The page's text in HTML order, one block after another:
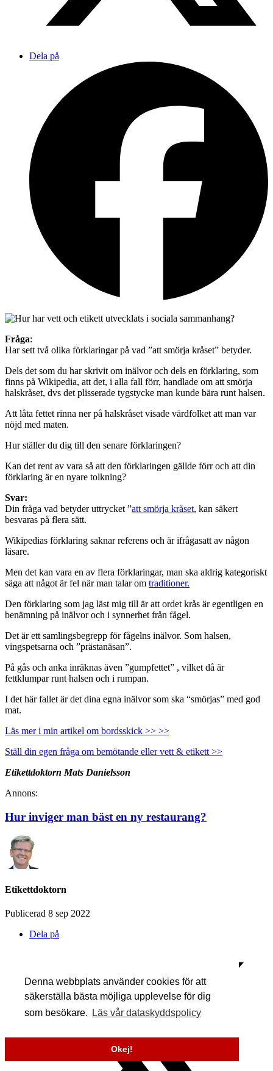
Denna webbplats använder cookies för att
säkerställa bästa möjliga upplevelse för dig
som besökare.
Läs vår dataskyddspolicy
Okej!
Dela på
Fråga:
Har sett två olika förklaringar på vad ”att smörja kråset” betyder.
Dels det som du har skrivit om inälvor och dels en förklaring, som
finns på Wikipedia, att det, i alla fall förr, handlade om att smörja
halskråset, dvs det plisserade tygstycke man kunde bära runt halsen.
Att låta fettet rinna ner på halskråset visade värdfolket att man var
nöjd med maten.
Hur ställer du dig till den senare förklaringen?
Kan det rent av vara så att den förklaringen gällde förr och att din
förklaring är en nyare tolkning?
Svar:
Din fråga vad betyder uttrycket ”att smörja kråset, kan säkert
besvaras på flera sätt.
Wikipedias förklaring saknar referens och är ifrågasatt av någon
läsare.
Men det kan vara en av flera förklaringar, man ska aldrig kategoriskt
säga att något är fel när man talar om traditioner.
Den förklaring som jag läst mig till är att ordet krås är egentligen en
benämning på inälvor och i synnerhet från fågel.
Det är ett samlingsbegrepp för fågelns inälvor. Som halsen,
vingspetsarna och ”prästanäsan”.
På gås och anka inräknas även ”gumpfettet” , vilket då är
fettklumpar runt halsen och i rumpan.
I det här fallet är det dina egna inälvor som ska “smörjas” med god
mat.
Läs mer i min artikel om bordsskick >> >>
Ställ din egen fråga om bemötande eller vett & etikett >>
Etikettdoktorn Mats Danielsson
Annons:
Hur inviger man bäst en ny restaurang?
Etikettdoktorn
Publicerad 8 sep 2022
Dela på